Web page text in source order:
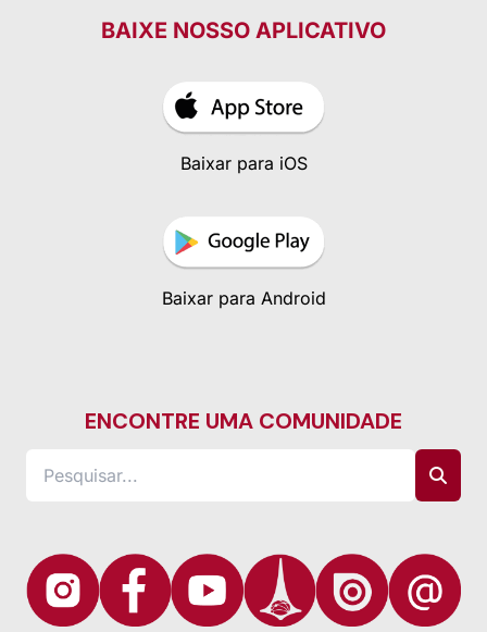
BAIXE NOSSO APLICATIVO
Baixar para iOS
Baixar para Android
ENCONTRE UMA COMUNIDADE